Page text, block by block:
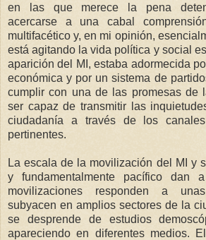
en las que merece la pena
acercarse a una cabal
multifacético y, en mi opinión,
está agitando la vida política y social
aparición del MI, estaba adormecida
económica y por un sistema de
cumplir con una de las promesas de
ser capaz de transmitir las
ciudadanía a través de los
pertinentes.
La escala de la movilización del MI y
y fundamentalmente pacífico dan
movilizaciones responden a
subyacen en amplios sectores de la
se desprende de estudios
apareciendo en diferentes medios.